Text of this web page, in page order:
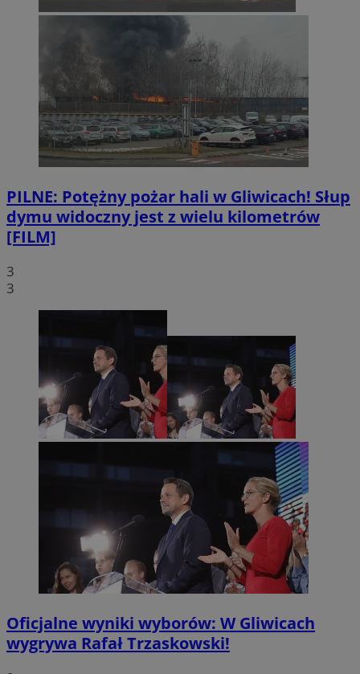
PILNE: Potężny pożar hali w Gliwicach! Słup
dymu widoczny jest z wielu kilometrów
[FILM]
3
3
Oficjalne wyniki wyborów: W Gliwicach
wygrywa Rafał Trzaskowski!